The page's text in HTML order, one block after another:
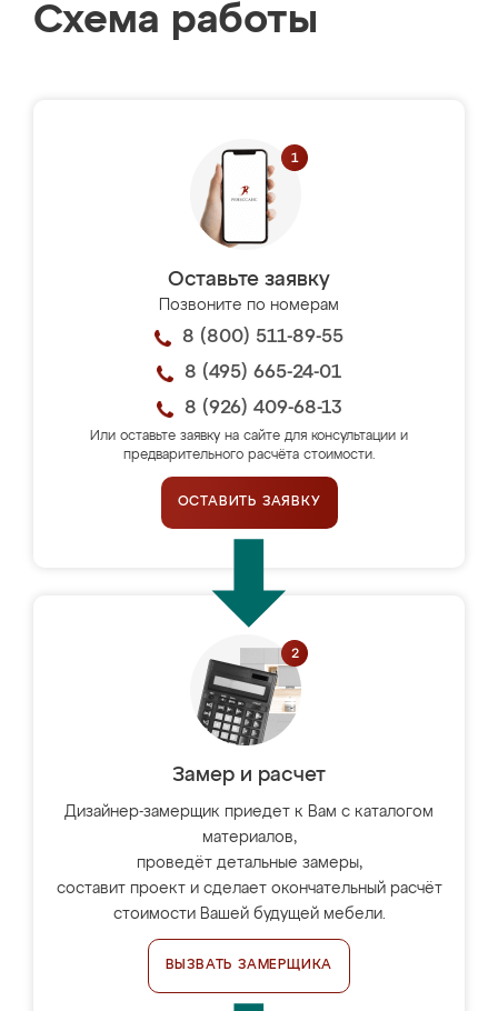
Схема работы
Оставьте заявку
Позвоните по номерам
8 (800) 511-89-55
8 (495) 665-24-01
8 (926) 409-68-13
Или оставьте заявку на сайте для консультации и
предварительного расчёта стоимости.
ОСТАВИТЬ ЗАЯВКУ
Замер и расчет
Дизайнер-замерщик приедет к Вам с каталогом
материалов,
проведёт детальные замеры,
составит проект и сделает окончательный расчёт
стоимости Вашей будущей мебели.
ВЫЗВАТЬ ЗАМЕРЩИКА